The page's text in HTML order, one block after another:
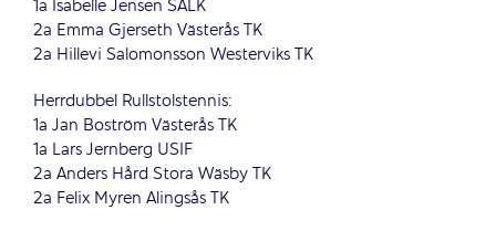
1a Isabelle Jensen SALK
2a Emma Gjerseth Västerås TK
2a Hillevi Salomonsson Westerviks TK
Herrdubbel Rullstolstennis:
1a Jan Boström Västerås TK
1a Lars Jernberg USIF
2a Anders Hård Stora Wäsby TK
2a Felix Myren Alingsås TK